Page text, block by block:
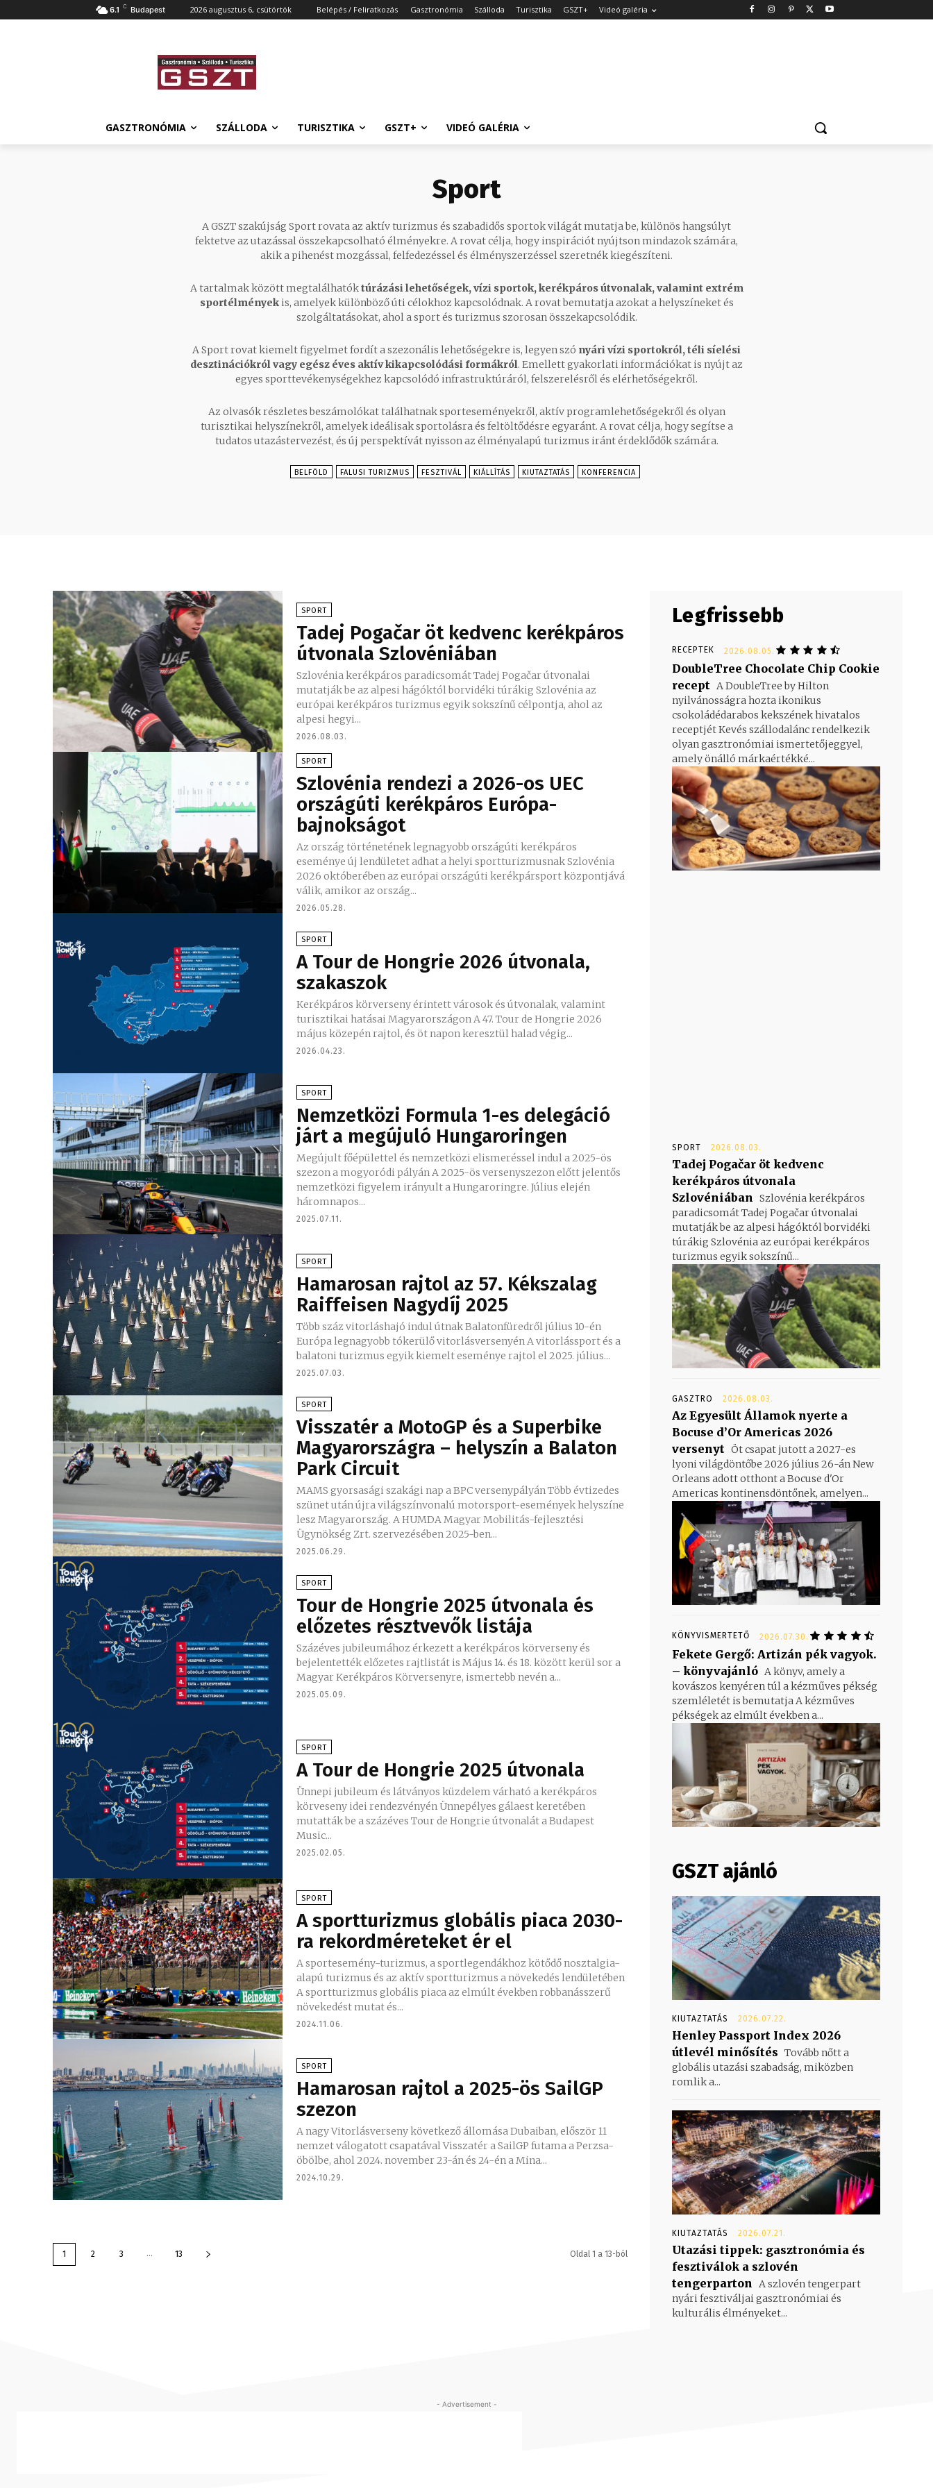
6.1 C Budapest 2026 augusztus 6, csütörtök Belépés / Feliratkozás Gasztronómia Szálloda Turisztika GSZT+ Videó galéria
GASZTRONÓMIA SZÁLLODA TURISZTIKA GSZT+ VIDEÓ GALÉRIA
Sport
A GSZT szakújság Sport rovata az aktív turizmus és szabadidős sportok világát mutatja be, különös hangsúlyt
fektetve az utazással összekapcsolható élményekre. A rovat célja, hogy inspirációt nyújtson mindazok számára,
akik a pihenést mozgással, felfedezéssel és élményszerzéssel szeretnék kiegészíteni.
A tartalmak között megtalálhatóktúrázási lehetőségek, vízi sportok, kerékpáros útvonalak, valamint extrém
sportélményekis, amelyek különböző úti célokhoz kapcsolódnak. A rovat bemutatja azokat a helyszíneket és
szolgáltatásokat, ahol a sport és turizmus szorosan összekapcsolódik.
A Sport rovat kiemelt figyelmet fordít a szezonális lehetőségekre is, legyen szó nyári vízi sportokról, téli síelési
desztinációkról vagy egész éves aktív kikapcsolódási formákról. Emellett gyakorlati információkat is nyújt az
egyes sporttevékenységekhez kapcsolódó infrastruktúráról, felszerelésről és elérhetőségekről.
Az olvasók részletes beszámolókat találhatnak sporteseményekről, aktív programlehetőségekről és olyan
turisztikai helyszínekről, amelyek ideálisak sportolásra és feltöltődésre egyaránt. A rovat célja, hogy segítse a
tudatos utazástervezést, és új perspektívát nyisson az élményalapú turizmus iránt érdeklődők számára.
BELFÖLD FALUSI TURIZMUS FESZTIVÁL KIÁLLÍTÁS KIUTAZTATÁS KONFERENCIA
SPORT
Tadej Pogačar öt kedvenc kerékpáros
útvonala Szlovéniában
Szlovénia kerékpáros paradicsomát Tadej Pogačar útvonalai
mutatják be az alpesi hágóktól borvidéki túrákig Szlovénia az
európai kerékpáros turizmus egyik sokszínű célpontja, ahol az
alpesi hegyi...
2026.08.03.
SPORT
Szlovénia rendezi a 2026-os UEC
országúti kerékpáros Európa-
bajnokságot
Az ország történetének legnagyobb országúti kerékpáros
eseménye új lendületet adhat a helyi sportturizmusnak Szlovénia
2026 októberében az európai országúti kerékpársport központjává
válik, amikor az ország...
2026.05.28.
SPORT
A Tour de Hongrie 2026 útvonala,
szakaszok
Kerékpáros körverseny érintett városok és útvonalak, valamint
turisztikai hatásai Magyarországon A 47. Tour de Hongrie 2026
május közepén rajtol, és öt napon keresztül halad végig...
2026.04.23.
SPORT
Nemzetközi Formula 1-es delegáció
járt a megújuló Hungaroringen
Megújult főépülettel és nemzetközi elismeréssel indul a 2025-ös
szezon a mogyoródi pályán A 2025-ös versenyszezon előtt jelentős
nemzetközi figyelem irányult a Hungaroringre. Július elején
háromnapos...
2025.07.11.
SPORT
Hamarosan rajtol az 57. Kékszalag
Raiffeisen Nagydíj 2025
Több száz vitorláshajó indul útnak Balatonfüredről július 10-én
Európa legnagyobb tókerülő vitorlásversenyén A vitorlássport és a
balatoni turizmus egyik kiemelt eseménye rajtol el 2025. július...
2025.07.03.
SPORT
Visszatér a MotoGP és a Superbike
Magyarországra – helyszín a Balaton
Park Circuit
MAMS gyorsasági szakági nap a BPC versenypályán Több évtizedes
szünet után újra világszínvonalú motorsport-események helyszíne
lesz Magyarország. A HUMDA Magyar Mobilitás-fejlesztési
Ügynökség Zrt. szervezésében 2025-ben...
2025.06.29.
SPORT
Tour de Hongrie 2025 útvonala és
előzetes résztvevők listája
Százéves jubileumához érkezett a kerékpáros körverseny és
bejelentették előzetes rajtlistát is Május 14. és 18. között kerül sor a
Magyar Kerékpáros Körversenyre, ismertebb nevén a...
2025.05.09.
SPORT
A Tour de Hongrie 2025 útvonala
Ünnepi jubileum és látványos küzdelem várható a kerékpáros
körveseny idei rendezvényén Ünnepélyes gálaest keretében
mutatták be a százéves Tour de Hongrie útvonalát a Budapest
Music...
2025.02.05.
SPORT
A sportturizmus globális piaca 2030-
ra rekordméreteket ér el
A sportesemény-turizmus, a sportlegendákhoz kötődő nosztalgia-
alapú turizmus és az aktív sportturizmus a növekedés lendületében
A sportturizmus globális piaca az elmúlt években robbanásszerű
növekedést mutat és...
2024.11.06.
SPORT
Hamarosan rajtol a 2025-ös SailGP
szezon
A nagy Vitorlásverseny következő állomása Dubaiban, először 11
nemzet válogatott csapatával Visszatér a SailGP futama a Perzsa-
öbölbe, ahol 2024. november 23-án és 24-én a Mina...
2024.10.29.
1 2 3 ... 13 Oldal 1 a 13-ból
Legfrissebb
RECEPTEK 2026.08.05.
DoubleTree Chocolate Chip Cookie
recept A DoubleTree by Hilton
nyilvánosságra hozta ikonikus
csokoládédarabos kekszének hivatalos
receptjét Kevés szállodalánc rendelkezik
olyan gasztronómiai ismertetőjeggyel,
amely önálló márkaértékké...
SPORT 2026.08.03.
Tadej Pogačar öt kedvenc
kerékpáros útvonala
Szlovéniában Szlovénia kerékpáros
paradicsomát Tadej Pogačar útvonalai
mutatják be az alpesi hágóktól borvidéki
túrákig Szlovénia az európai kerékpáros
turizmus egyik sokszínű...
GASZTRO 2026.08.03.
Az Egyesült Államok nyerte a
Bocuse d’Or Americas 2026
versenyt Öt csapat jutott a 2027-es
lyoni világdöntőbe 2026 július 26-án New
Orleans adott otthont a Bocuse d'Or
Americas kontinensdöntőnek, amelyen...
KÖNYVISMERTETŐ 2026.07.30.
Fekete Gergő: Artizán pék vagyok.
– könyvajánló A könyv, amely a
kovászos kenyéren túl a kézműves pékség
szemléletét is bemutatja A kézműves
pékségek az elmúlt években a...
GSZT ajánló
KIUTAZTATÁS 2026.07.22.
Henley Passport Index 2026
útlevél minősítés Tovább nőtt a
globális utazási szabadság, miközben
romlik a...
KIUTAZTATÁS 2026.07.21.
Utazási tippek: gasztronómia és
fesztiválok a szlovén
tengerparton A szlovén tengerpart
nyári fesztiváljai gasztronómiai és
kulturális élményeket...
- Advertisement -